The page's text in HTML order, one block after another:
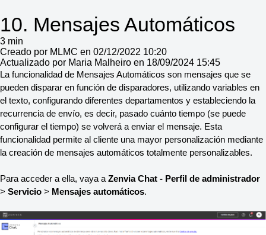
10. Mensajes Automáticos
3 min
Creado por MLMC en 02/12/2022 10:20
Actualizado por Maria Malheiro en 18/09/2024 15:45
La funcionalidad de Mensajes Automáticos son mensajes que se
pueden disparar en función de disparadores, utilizando variables en
el texto, configurando diferentes departamentos y estableciendo la
recurrencia de envío, es decir, pasado cuánto tiempo (se puede
configurar el tiempo) se volverá a enviar el mensaje. Esta
funcionalidad permite al cliente una mayor personalización mediante
la creación de mensajes automáticos totalmente personalizables.
Para acceder a ella, vaya a Zenvia Chat - Perfil de administrador
> Servicio > Mensajes automáticos.